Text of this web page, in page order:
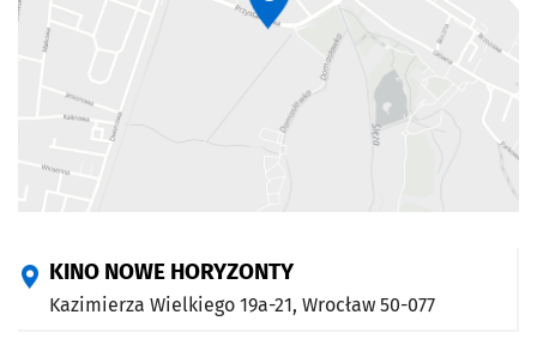
KINO NOWE HORYZONTY
Kazimierza Wielkiego 19a-21, Wrocław 50-077